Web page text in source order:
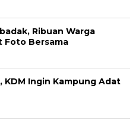
Ribuan Warga
Foto Bersama
Ingin Kampung Adat